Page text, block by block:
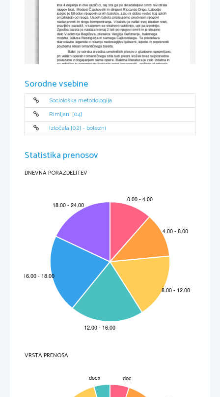
ima 4 dejanja in dve različici, saj sta ga po skladateljevi smrti revidirala
njegov brat, Modest Čajskovski in dirigent Riccardo Drigo. Labodje
jezero je bil eden njegovih prvih baletov, zato ni dobro vedel, kaj sploh
pričakujejo od njega. Uspeh baleta pripisujemo predvsem njegovi
nadarjenosti in slogu komponiranja. V baletu je našel svoj idealen svet,
pravljični paradiž, v katerem se strahovi razblinijo, upi pa izpolnijo.
Zgodba baleta je nastala komaj 2 leti po njegovi smrti in je skupno
delo Vladimirja Begičeva, plesalca Vasilija Geltznerja, baletnega
mojstra Juliusa Resingerja in samega Čajkovskega. Ta predelava
starodavne legende o iskanju nedosegljive ljubezni, lepote in popolnosti
povzema ideal romantičnega baleta.
           Balet  je
odrska izvedba umetniških plesov z glasbeno spremljavo,
pri velikih operah romantičnega stila tudi plesni vložek brez neposredne
povezave z dogajanjem same opere. Baletna literatura je zelo izdatna in
na splošno jo spreminjajo fantazije polni koreografij,  nešteto glasbenih
sama sem 7 let plesala balet in mnogo krat na njegovo glasbo, zato se
mi je verjetno še posebej vtisnila v spomin. Plesala sem tudi Hrestača,
kjer si ogledamo baletno predstavo, kot so Trnjulčica, Hrestač,
Labodje jezero ostaja temelj baletne umetnosti in klasika, ki še vedno
Zakladi klasične glasbe: od renesanse do danes/[prevedla Ana Pavec].-1. Izd.-
3.
http://sl.wikipedia.org/wiki/Labodje_jezero
Sorodne vsebine
Sociološka metodologija
Rimljani [04]
Izločala [02] - bolezni
Statistika prenosov
DNEVNA PORAZDELITEV
VRSTA PRENOSA